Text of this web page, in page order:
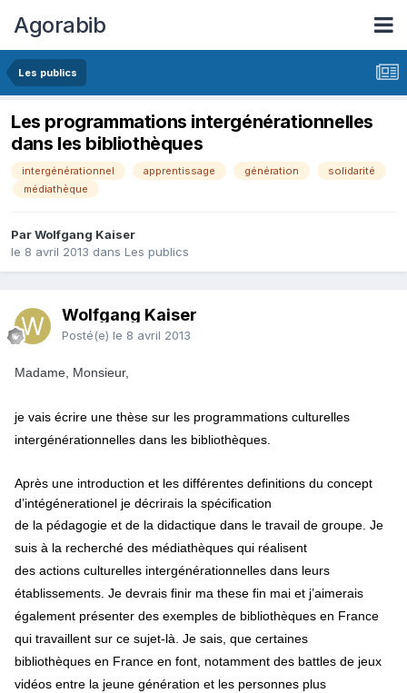
Agorabib
Les publics
Les programmations intergénérationnelles
dans les bibliothèques
intergénérationnel apprentissage génération
solidarité
médiathèque
Par Wolfgang Kaiser
le 8 avril 2013 dans Les publics
Wolfgang Kaiser
Posté(e) le 8 avril 2013
Madame, Monsieur,
je vais écrire une thèse sur les programmations culturelles
intergénérationnelles dans les bibliothèques.
Après une introduction et les différentes definitions du concept
d’intégénerationel je décrirais la spécification
de la pédagogie et de la didactique dans le travail de groupe. Je
suis à la recherché des médiathèques qui réalisent
des actions culturelles intergénérationnelles dans leurs
établissements. Je devrais finir ma these fin mai et j’aimerais
également présenter des exemples de bibliothèques en France
qui travaillent sur ce sujet-là. Je sais, que certaines
bibliothèques en France en font, notamment des battles de jeux
vidéos entre la jeune génération et les personnes plus